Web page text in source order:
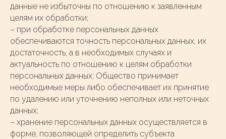
данные не избыточны по отношению к заявленным
целям их обработки;
– при обработке персональных данных
обеспечиваются точность персональных данных, их
достаточность, а в необходимых случаях и
актуальность по отношению к целям обработки
персональных данных; Общество принимает
необходимые меры либо обеспечивает их принятие
по удалению или уточнению неполных или неточных
данных;
– хранение персональных данных осуществляется в
форме, позволяющей определить субъекта